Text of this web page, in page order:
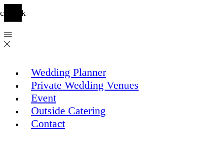
Wedding Planner
Private Wedding Venues
Event
Outside Catering
Contact